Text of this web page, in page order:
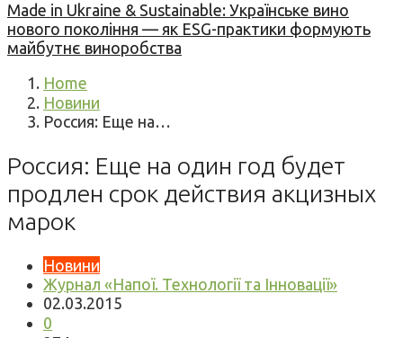
Made in Ukraine & Sustainable: Українське вино
нового покоління — як ESG-практики формують
майбутнє виноробства
Home
Новини
Россия: Еще на…
Россия: Еще на один год будет
продлен срок действия акцизных
марок
Новини
Журнал «Напої. Технології та Інновації»
02.03.2015
0